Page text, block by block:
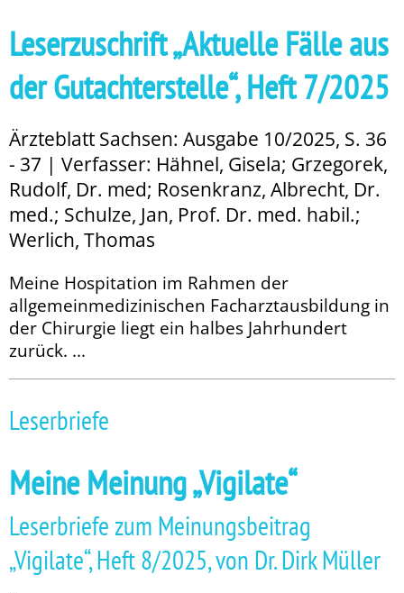
Leserzuschrift „Aktuelle Fälle aus
der Gutachterstelle“, Heft 7/2025
Ärzteblatt Sachsen: Ausgabe 10/2025, S. 36
- 37 | Verfasser: Hähnel, Gisela; Grzegorek,
Rudolf, Dr. med; Rosenkranz, Albrecht, Dr.
med.; Schulze, Jan, Prof. Dr. med. habil.;
Werlich, Thomas
Meine Hospitation im Rahmen der
allgemeinmedizinischen Facharztausbildung in
der Chirurgie liegt ein halbes Jahrhundert
zurück. ...
Leserbriefe
Meine Meinung „Vigilate“
Leserbriefe zum Meinungsbeitrag
„Vigilate“, Heft 8/2025, von Dr. Dirk Müller